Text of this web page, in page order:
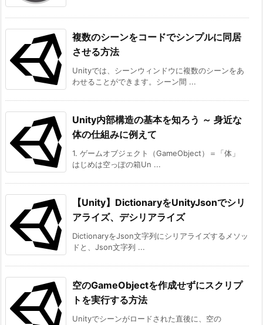
複数のシーンをコードでシンプルに同居
させる方法
Unityでは、シーンウィンドウに複数のシーンをあ
わせることができます。シーン間 ...
Unity内部構造の基本を知ろう ～ 身近な
体の仕組みに例えて
1. ゲームオブジェクト（GameObject）＝「体」
はじめは空っぽの箱Un ...
【Unity】DictionaryをUnityJsonでシリ
アライズ、デシリアライズ
DictionaryをJson文字列にシリアライズするメソッ
ドと、Json文字列 ...
空のGameObjectを作成せずにスクリプ
トを実行する方法
Unityでシーンがロードされた直後に、空の